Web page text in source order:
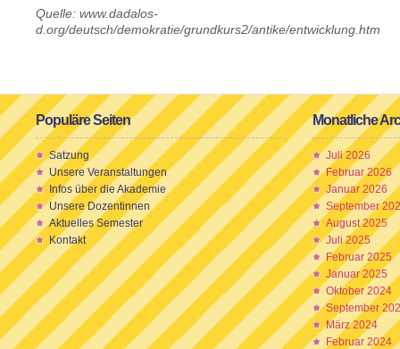
Quelle: www.dadalos-
d.org/deutsch/demokratie/grundkurs2/antike/entwicklung.htm
Populäre Seiten
Satzung
Unsere Veranstaltungen
Infos über die Akademie
Unsere Dozentinnen
Aktuelles Semester
Kontakt
Monatliche
Juli 2026
Februar 2026
Januar 2026
September
August 2025
Juli 2025
Februar 2025
Januar 2025
Oktober 2024
September
März 2024
Februar 2024